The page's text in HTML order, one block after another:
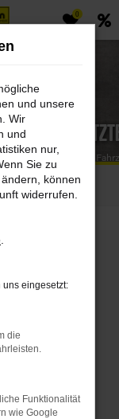
0
von
Verkauf von POPP
jede
und unsere
Wir
und
nur,
Sie zu
können
widerrufen.
uns eingesetzt:
die
Funktionalität
wie Google